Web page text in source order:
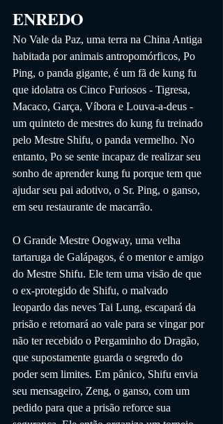
ENREDO
No Vale da Paz, uma terra na China Antiga
habitada por animais antropomórficos, Po
Ping, o panda gigante, é um fã de kung fu
que idolatra os Cinco Furiosos - Tigresa,
Macaco, Garça, Víbora e Louva-a-deus -
um quinteto de mestres do kung fu treinado
pelo Mestre Shifu, o panda vermelho. No
entanto, Po se sente incapaz de realizar seu
sonho de aprender kung fu porque tem que
ajudar seu pai adotivo, o Sr. Ping, o ganso,
em seu restaurante de macarrão.
O Grande Mestre Oogway, uma velha
tartaruga de Galápagos, é o mentor e amigo
do Mestre Shifu. Ele tem uma visão de que
o ex-protegido de Shifu, o malvado
leopardo das neves Tai Lung, escapará da
prisão e retornará ao vale para se vingar por
não ter recebido o Pergaminho do Dragão,
que supostamente guarda o segredo do
poder sem limites. Em pânico, Shifu envia
seu mensageiro, Zeng, o ganso, com um
pedido para que a prisão reforce sua